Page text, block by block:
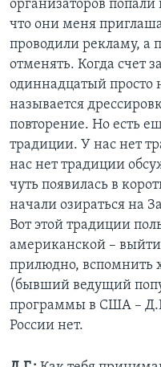
организаторов
что они меня
проводили рекламу,
отменять. Когда счет
одиннадцатый просто
называется
повторение. Но есть
традиции. У нас нет
нас нет традиции
чуть появилась в
начали озираться на
Вот этой традиции
американской –
прилюдно, вспомнить
(бывший ведущий
программы в США –
России нет.